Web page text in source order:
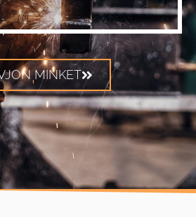
MINKET